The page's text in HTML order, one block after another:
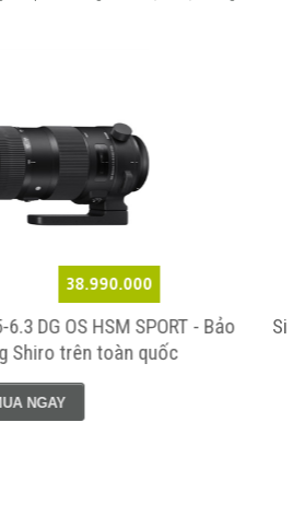
f/2.8 DG DN for Sony E (Mới
Shirro bảo hành 1 năm toàn